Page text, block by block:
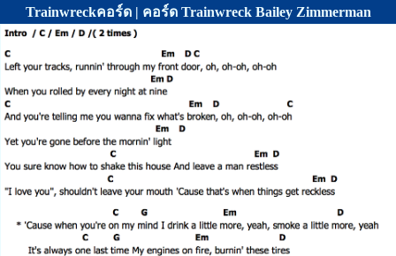
Trainwreckคอร์ด | คอร์ด Trainwreck Bailey Zimmerman